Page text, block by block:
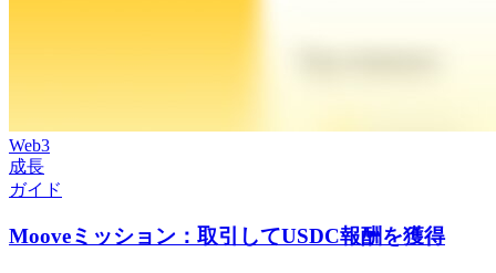
Web3
成長
ガイド
Mooveミッション：取引してUSDC報酬を獲得